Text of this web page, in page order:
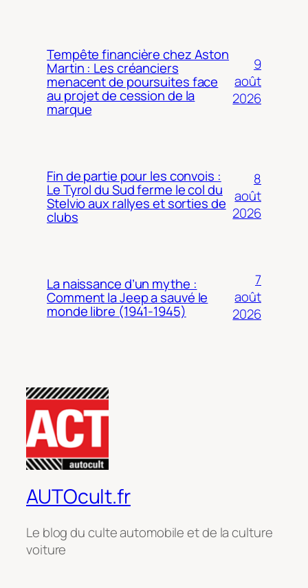
Tempête financière chez Aston
Martin : Les créanciers
menacent de poursuites face
au projet de cession de la
marque
9
août
2026
Fin de partie pour les convois :
Le Tyrol du Sud ferme le col du
Stelvio aux rallyes et sorties de
clubs
8
août
2026
La naissance d’un mythe :
Comment la Jeep a sauvé le
monde libre (1941-1945)
7
août
2026
AUTOcult.fr
Le blog du culte automobile et de la culture
voiture